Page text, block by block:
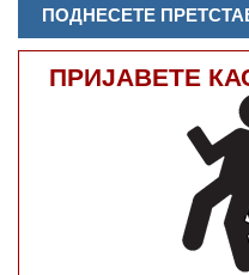
ПОДНЕСЕТЕ
ПРИЈАВЕТЕ